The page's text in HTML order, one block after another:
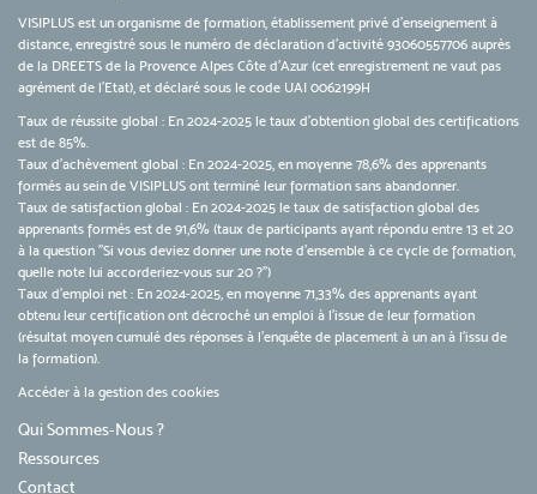
VISIPLUS est un organisme de formation, établissement privé d’enseignement à
distance, enregistré sous le numéro de déclaration d’activité 93060557706 auprès
de la DREETS de la Provence Alpes Côte d’Azur (cet enregistrement ne vaut pas
agrément de l’Etat), et déclaré sous le code UAI 0062199H
Taux de réussite global : En 2024-2025 le taux d'obtention global des certifications
est de 85%.
Taux d’achèvement global : En 2024-2025, en moyenne 78,6% des apprenants
formés au sein de VISIPLUS ont terminé leur formation sans abandonner.
Taux de satisfaction global : En 2024-2025 le taux de satisfaction global des
apprenants formés est de 91,6% (taux de participants ayant répondu entre 13 et 20
à la question "Si vous deviez donner une note d’ensemble à ce cycle de formation,
quelle note lui accorderiez-vous sur 20 ?")
Taux d’emploi net : En 2024-2025, en moyenne 71,33% des apprenants ayant
obtenu leur certification ont décroché un emploi à l'issue de leur formation
(résultat moyen cumulé des réponses à l'enquête de placement à un an à l'issu de
la formation).
Accéder à la gestion des cookies
Qui Sommes-Nous ?
Ressources
Contact